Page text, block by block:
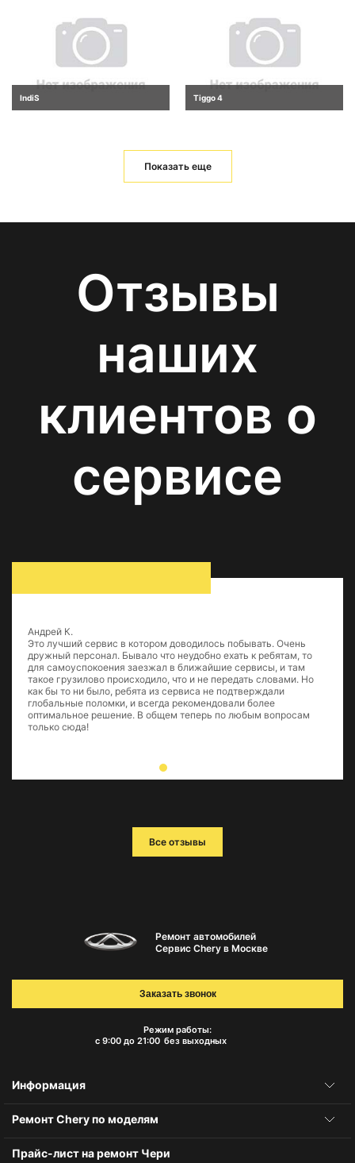
IndiS Tiggo 4
Показать еще
Отзывы
наших
клиентов о
сервисе
Андрей К.
Это лучший сервис в котором доводилось побывать. Очень
дружный персонал. Бывало что неудобно ехать к ребятам, то
для самоуспокоения заезжал в ближайшие сервисы, и там
такое грузилово происходило, что и не передать словами. Но
как бы то ни было, ребята из сервиса не подтверждали
глобальные поломки, и всегда рекомендовали более
оптимальное решение. В общем теперь по любым вопросам
только сюда!
Все отзывы
Ремонт автомобилей
Сервис Chery в Москве
Режим работы:
с 9:00 до 21:00 без выходных
Заказать звонок
Информация
Ремонт Chery по моделям
Прайс-лист на ремонт Чери